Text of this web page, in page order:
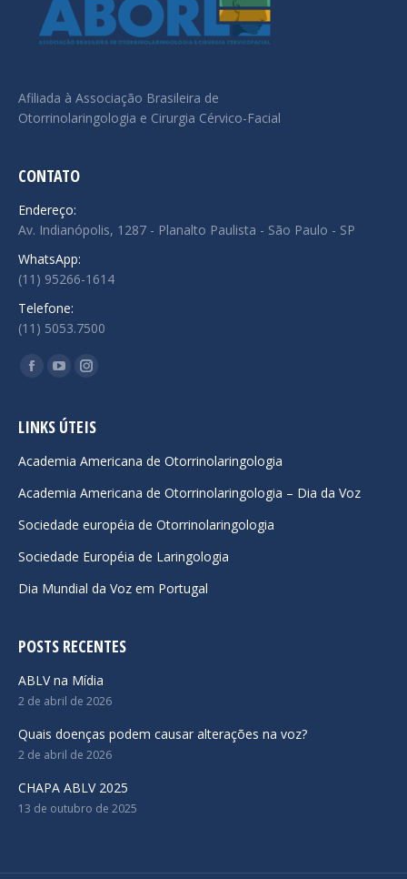
Afiliada à Associação Brasileira de
Otorrinolaringologia e Cirurgia Cérvico-Facial
CONTATO
Endereço:
Av. Indianópolis, 1287 - Planalto Paulista - São Paulo - SP
WhatsApp:
(11) 95266-1614
Telefone:
(11) 5053.7500
Encontre-nos em:
Facebook
opens
new
window
YouTube
opens
new
window
Instagram
opens
new
window
LINKS ÚTEIS
Academia Americana de Otorrinolaringologia
Academia Americana de Otorrinolaringologia – Dia da Voz
Sociedade européia de Otorrinolaringologia
Sociedade Européia de Laringologia
Dia Mundial da Voz em Portugal
POSTS RECENTES
ABLV na Mídia
2 de abril de 2026
Quais doenças podem causar alterações na voz?
2 de abril de 2026
CHAPA ABLV 2025
13 de outubro de 2025